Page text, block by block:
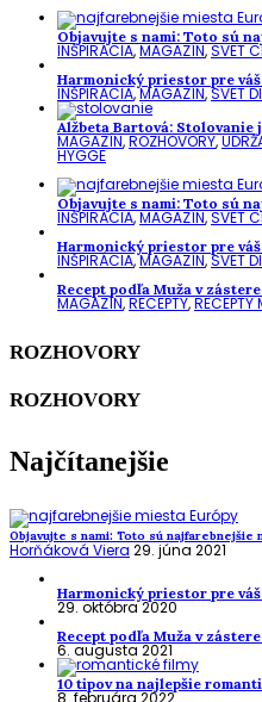
Objavujte s nami: Toto sú
INŠPIRÁCIA,MAGAZÍN,SVET
Harmonický priestor pre
INŠPIRÁCIA,MAGAZÍN,SVET
Alžbeta Bartová: Stolovanie
MAGAZÍN,ROZHOVORY,
HYGGE
Objavujte s nami: Toto sú
INŠPIRÁCIA,MAGAZÍN,SVET
Harmonický priestor pre
INŠPIRÁCIA,MAGAZÍN,SVET
Recept podľa Muža v
MAGAZÍN,RECEPTY,RECEPTY
ROZHOVORY
ROZHOVORY
Najčítanejšie
Objavujte s nami: Toto sú najfarebnejšie
Horňáková Viera 29. júna 2021
Harmonický priestor pre
29. októbra 2020
Recept podľa Muža v
6. augusta 2021
10 tipov na najlepšie
8. februára 2022